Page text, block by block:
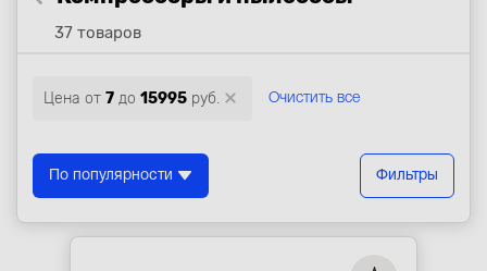
Доставка
Контакты
Акции
37 товаров
Цена от 7 до 15995 руб. Очистить все
По популярности Фильтры